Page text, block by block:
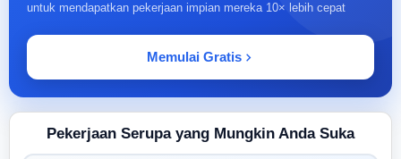
untuk mendapatkan pekerjaan impian mereka 10× lebih cepat
Memulai Gratis
Pekerjaan Serupa yang Mungkin Anda Suka